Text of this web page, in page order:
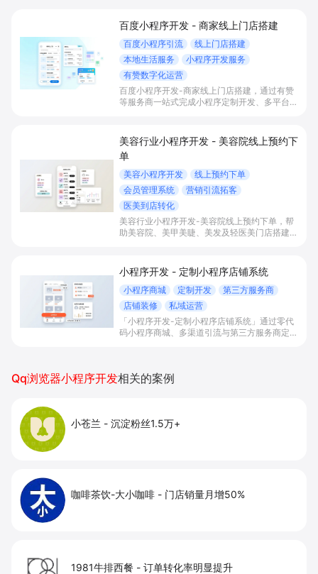
百度小程序开发 - 商家线上门店搭建
百度小程序引流
线上门店搭建
本地生活服务
小程序开发服务
有赞数字化运营
百度小程序开发-商家线上门店搭建，通过有赞
等服务商一站式完成小程序定制开发、多平台联
提升到店与下单转化。
美容行业小程序开发 - 美容院线上预约下
单
美容小程序开发
线上预约下单
会员管理系统
营销引流拓客
医美到店转化
美容行业小程序开发-美容院线上预约下单，帮
助美容院、美甲美睫、美发及轻医美门店搭建线
引流拓客、提升到店转化和复购。
小程序开发 - 定制小程序店铺系统
小程序商城 定制开发
第三方服务商
店铺装修
私域运营
「小程序开发-定制小程序店铺系统」通过零代
码小程序商城、多渠道引流与第三方服务商定制
增长。
Qq浏览器小程序开发相关的案例
小苍兰 - 沉淀粉丝1.5万+
咖啡茶饮-大小咖啡 - 门店销量月增50%
1981牛排西餐 - 订单转化率明显提升